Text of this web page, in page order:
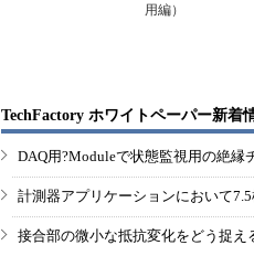
用編）
TechFactory ホワイトペーパー新着
DAQ用?Moduleで状態監視用の絶縁
計測器アプリケーションにおいて
接合部の微小な抵抗変化をどう捉